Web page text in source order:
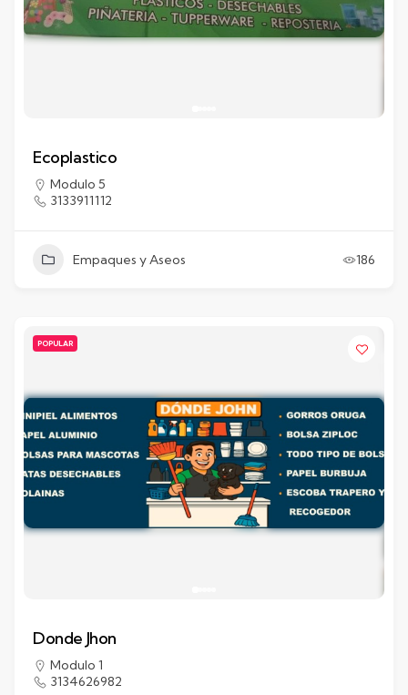
Ecoplastico
Modulo 5
3133911112
Empaques y Aseos 186
POPULAR
Donde Jhon
Modulo 1
3134626982